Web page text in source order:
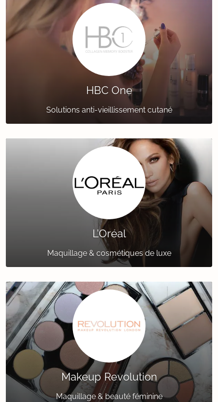
HBC One
Solutions anti-vieillissement cutané
L’Oréal
Maquillage & cosmétiques de luxe
Makeup Revolution
Maquillage & beauté féminine